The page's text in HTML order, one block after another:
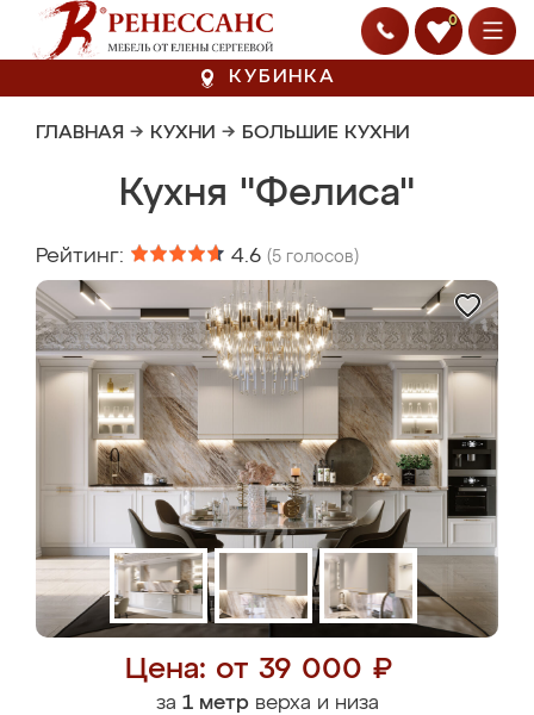
0
КУБИНКА
ГЛАВНАЯ → КУХНИ → БОЛЬШИЕ КУХНИ
Кухня "Фелиса"
Рейтинг: 4.6 (5 голосов)
Цена: от 39 000 ₽
за 1 метрверха и низа